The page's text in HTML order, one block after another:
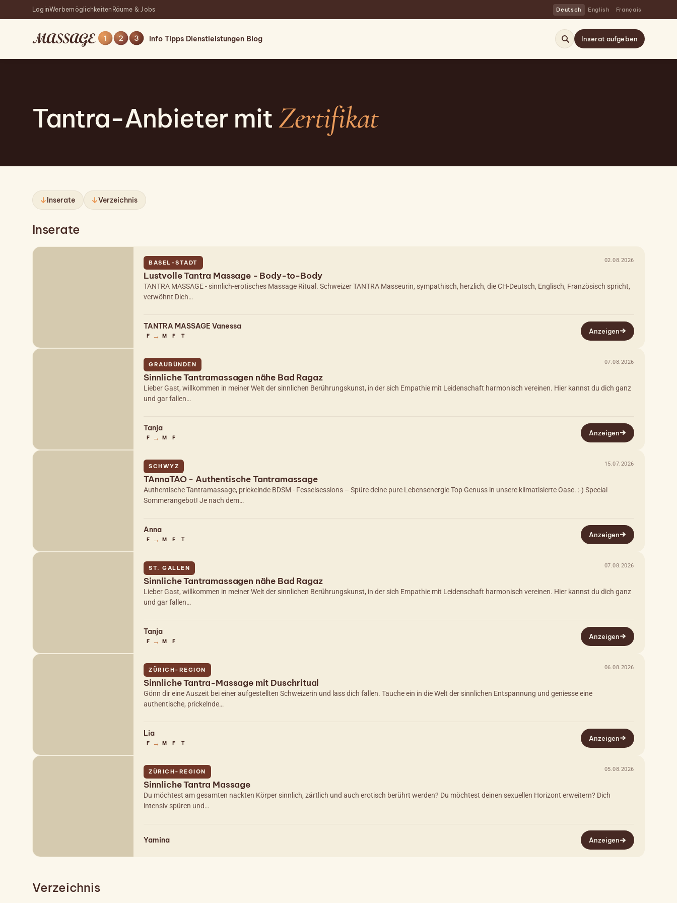
LoginWerbemöglichkeiten Räume & Jobs Deutsch English Français
Info Tipps Dienstleistungen Blog Inserat aufgeben
Tantra-Anbieter mit Zertifikat
Inserate Verzeichnis
Inserate
BASEL-STADT 02.08.2026
Lustvolle Tantra Massage - Body-to-Body
TANTRA MASSAGE - sinnlich-erotisches Massage Ritual. Schweizer TANTRA Masseurin, sympathisch, herzlich, die CH-Deutsch, Englisch, Französisch spricht,
verwöhnt Dich…
TANTRA MASSAGE Vanessa
F → M F T
Anzeigen
GRAUBÜNDEN 07.08.2026
Sinnliche Tantramassagen nähe Bad Ragaz
Lieber Gast, willkommen in meiner Welt der sinnlichen Berührungskunst, in der sich Empathie mit Leidenschaft harmonisch vereinen. Hier kannst du dich ganz
und gar fallen…
Tanja
F → M F
Anzeigen
SCHWYZ 15.07.2026
TAnnaTAO - Authentische Tantramassage
Authentische Tantramassage, prickelnde BDSM - Fesselsessions – Spüre deine pure Lebensenergie Top Genuss in unsere klimatisierte Oase. :-) Special
Sommerangebot! Je nach dem…
Anna
F → M F T
Anzeigen
ST. GALLEN 07.08.2026
Sinnliche Tantramassagen nähe Bad Ragaz
Lieber Gast, willkommen in meiner Welt der sinnlichen Berührungskunst, in der sich Empathie mit Leidenschaft harmonisch vereinen. Hier kannst du dich ganz
und gar fallen…
Tanja
F → M F
Anzeigen
ZÜRICH-REGION 06.08.2026
Sinnliche Tantra-Massage mit Duschritual
Gönn dir eine Auszeit bei einer aufgestellten Schweizerin und lass dich fallen. Tauche ein in die Welt der sinnlichen Entspannung und geniesse eine
authentische, prickelnde…
Lia
F → M F T
Anzeigen
ZÜRICH-REGION 05.08.2026
Sinnliche Tantra Massage
Du möchtest am gesamten nackten Körper sinnlich, zärtlich und auch erotisch berührt werden? Du möchtest deinen sexuellen Horizont erweitern? Dich
intensiv spüren und…
Yamina Anzeigen
Verzeichnis